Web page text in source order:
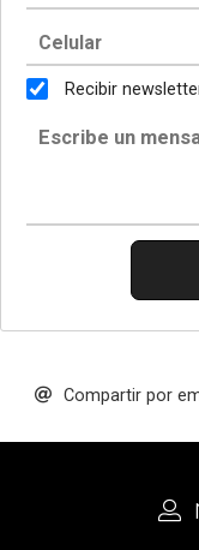
Recibir
Compartir por